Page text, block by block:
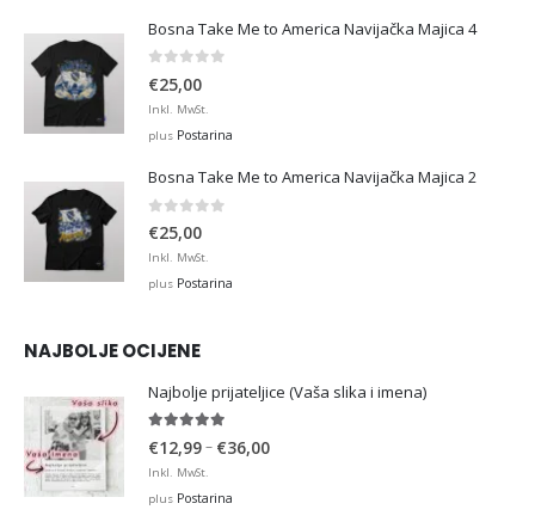
Bosna Take Me to America Navijačka Majica 4
€25,00
Inkl. MwSt.
plus Postarina
Bosna Take Me to America Navijačka Majica 2
0 out of 5
€25,00
Inkl. MwSt.
plus Postarina
NAJBOLJE OCIJENE
Najbolje prijateljice (Vaša slika i imena)
€12,99– €36,00Price
Inkl. MwSt.
plus Postarina